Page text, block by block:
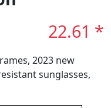
22.61 *
2023 new
sunglasses,